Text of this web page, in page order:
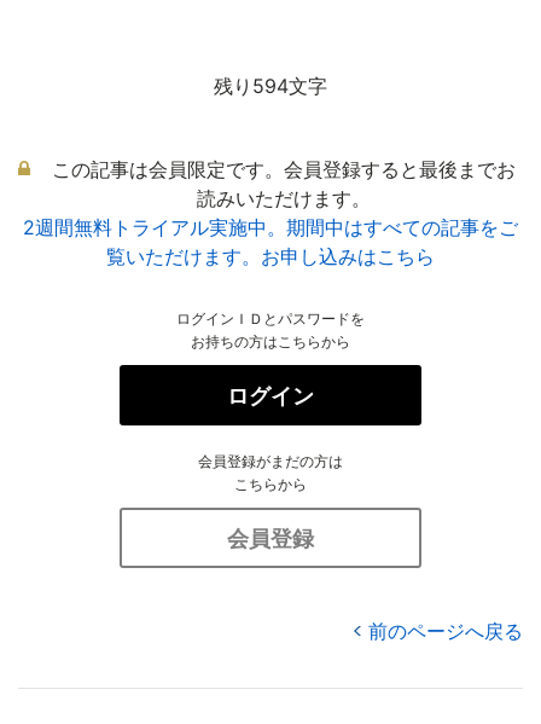
残り594文字
この記事は会員限定です。会員登録すると最後までお
読みいただけます。
2週間無料トライアル実施中。期間中はすべての記事をご
覧いただけます。お申し込みはこちら
ログインＩＤとパスワードを
お持ちの方はこちらから
ログイン
会員登録がまだの方は
こちらから
会員登録
前のページへ戻る